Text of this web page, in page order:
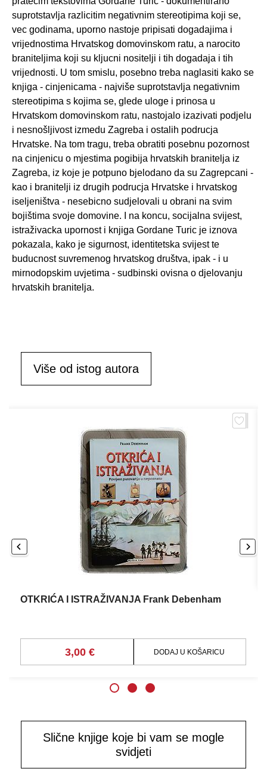
suprotstavlja razlicitim negativnim stereotipima koji se,
vec godinama, uporno nastoje pripisati dogadajima i
vrijednostima Hrvatskog domovinskom ratu, a narocito
braniteljima koji su kljucni nositelji i tih dogadaja i tih
vrijednosti. U tom smislu, posebno treba naglasiti kako se
knjiga - cinjenicama - najviše suprotstavlja negativnim
stereotipima s kojima se, glede uloge i prinosa u
Hrvatskom domovinskom ratu, nastojalo izazivati podjelu
i nesnošljivost izmedu Zagreba i ostalih podrucja
Hrvatske. Na tom tragu, treba obratiti posebnu pozornost
na cinjenicu o mjestima pogibija hrvatskih branitelja iz
Zagreba, iz koje je potpuno bjelodano da su Zagrepcani -
kao i branitelji iz drugih podrucja Hrvatske i hrvatskog
iseljeništva - nesebicno sudjelovali u obrani na svim
bojištima svoje domovine. I na koncu, socijalna svijest,
istraživacka upornost i knjiga Gordane Turic je iznova
pokazala, kako je sigurnost, identitetska svijest te
buducnost suvremenog hrvatskog društva, ipak - i u
mirnodopskim uvjetima - sudbinski ovisna o djelovanju
hrvatskih branitelja.
Više od istog autora
OTKRIĆA I ISTRAŽIVANJA Frank Debenham
3,00 € DODAJ U KOŠARICU
Slične knjige koje bi vam se mogle
svidjeti